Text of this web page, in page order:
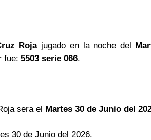
Rojajugado en la noche del
fue: 5503 serie 066.
sera el Martes 30 de Junio del
30 de Junio del 2026.